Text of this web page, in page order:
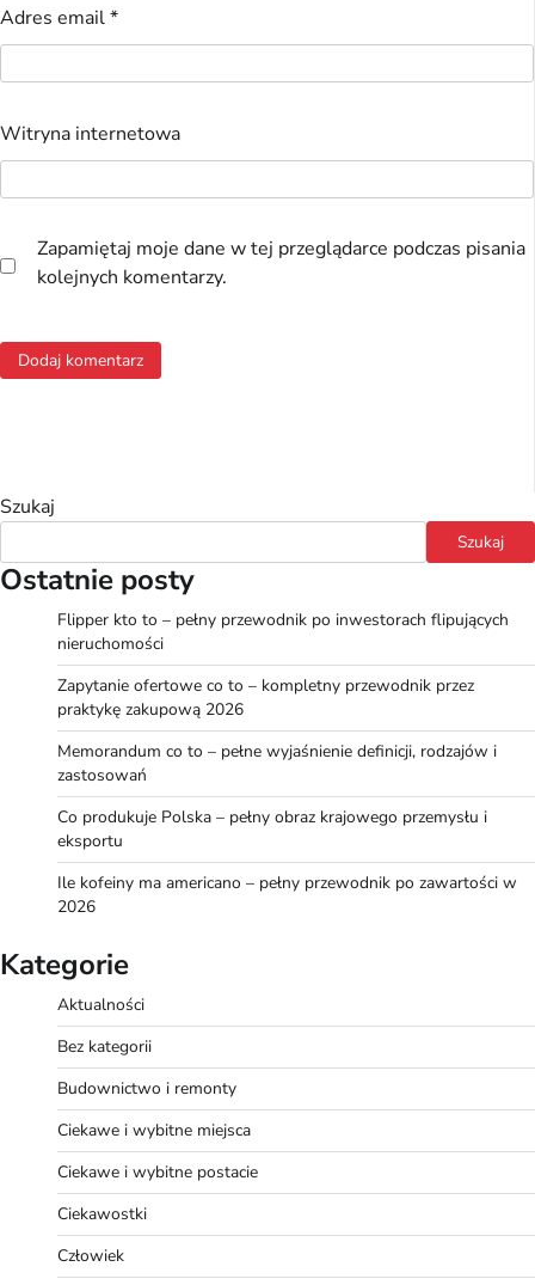
Adres email*
Witryna internetowa
Zapamiętaj moje dane w tej przeglądarce podczas pisania
kolejnych komentarzy.
Szukaj
Szukaj
Ostatnie posty
Flipper kto to – pełny przewodnik po inwestorach flipujących
nieruchomości
Zapytanie ofertowe co to – kompletny przewodnik przez
praktykę zakupową 2026
Memorandum co to – pełne wyjaśnienie definicji, rodzajów i
zastosowań
Co produkuje Polska – pełny obraz krajowego przemysłu i
eksportu
Ile kofeiny ma americano – pełny przewodnik po zawartości w
2026
Kategorie
Aktualności
Bez kategorii
Budownictwo i remonty
Ciekawe i wybitne miejsca
Ciekawe i wybitne postacie
Ciekawostki
Człowiek